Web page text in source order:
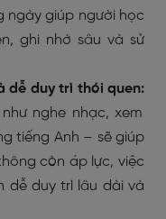
ngày giúp người học
ghi nhớ sâu và sử
dễ duy trì thói quen:
nghe nhạc, xem
tiếng Anh – sẽ giúp
còn áp lực, việc
dễ duy trì lâu dài và